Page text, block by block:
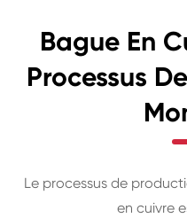
Bague En
Processus
Le processus de
en cuivre